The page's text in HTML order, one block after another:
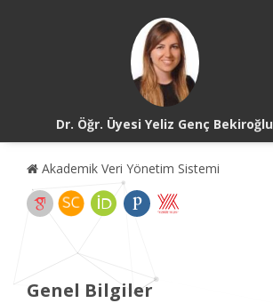
Dr. Öğr. Üyesi Yeliz Genç Bekiroğlu
Akademik Veri Yönetim Sistemi
Genel Bilgiler